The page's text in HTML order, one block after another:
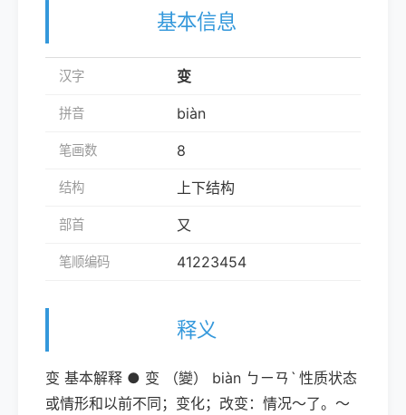
基本信息
汉字 变
拼音 biàn
笔画数 8
结构 上下结构
部首 又
笔顺编码 41223454
释义
变 基本解释 ● 变 （變） biàn ㄅㄧㄢˋ 性质状态
或情形和以前不同；变化；改变：情况～了。～